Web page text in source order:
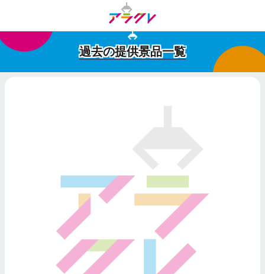
過去の提供景品一覧